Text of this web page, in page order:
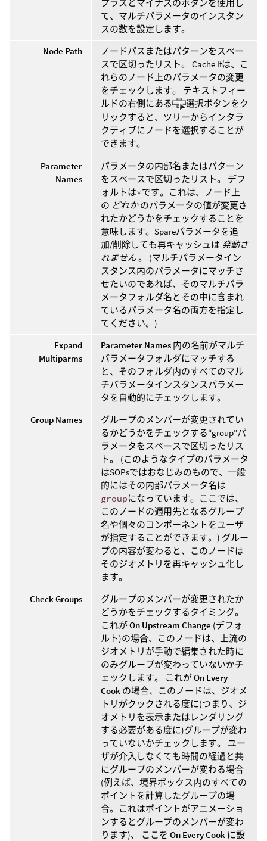
プラスとマイナスのボタンを使用し
て、マルチパラメータのインスタン
スの数を設定します。
Node Path
ノードパスまたはパターンをスペー
スで区切ったリスト。 Cache Ifは、こ
れらのノード上のパラメータの変更
をチェックします。 テキストフィー
ルドの右側にある
選択ボタンをク
リックすると、ツリーからインタラ
クティブにノードを選択することが
できます。
Parameter
Names
パラメータの内部名またはパターン
をスペースで区切ったリスト。 デフ
ォルトは*です。これは、ノード上
の どれかのパラメータの値が変更さ
れたかどうかをチェックすることを
意味します。Spareパラメータを追
加/削除しても再キャッシュは 発動さ
れません。 (マルチパラメータイン
スタンス内のパラメータにマッチさ
せたいのであれば、そのマルチパラ
メータフォルダ名とその中に含まれ
ているパラメータ名の両方を指定し
てください。)
Expand
Multiparms
Parameter Names 内の名前がマルチ
パラメータフォルダにマッチする
と、そのフォルダ内のすべてのマル
チパラメータインスタンスパラメー
タを自動的にチェックします。
Group Names
グループのメンバーが変更されてい
るかどうかをチェックする“group”パ
ラメータをスペースで区切ったリス
ト。 (このようなタイプのパラメータ
はSOPsではおなじみのもので、一般
的にはその内部パラメータ名は
groupになっています。ここでは、
このノードの適用先となるグループ
名や個々のコンポーネントをユーザ
が指定することができます。) グルー
プの内容が変わると、このノードは
そのジオメトリを再キャッシュ化し
ます。
Check Groups
グループのメンバーが変更されたか
どうかをチェックするタイミング。
これがOn Upstream Change (デフォ
ルト)の場合、このノードは、上流の
ジオメトリが手動で編集された時に
のみグループが変わっていないかチ
ェックします。 これがOn Every
Cook の場合、このノードは、ジオメ
トリがクックされる度に(つまり、ジ
オメトリを表示またはレンダリング
する必要がある度に)グループが変わ
っていないかチェックします。 ユー
ザが介入しなくても時間の経過と共
にグループのメンバーが変わる場合
(例えば、境界ボックス内のすべての
ポイントを計算したグループの場
合。これはポイントがアニメーショ
ンするとグループのメンバーが変わ
ります)、 ここを On Every Cook に設